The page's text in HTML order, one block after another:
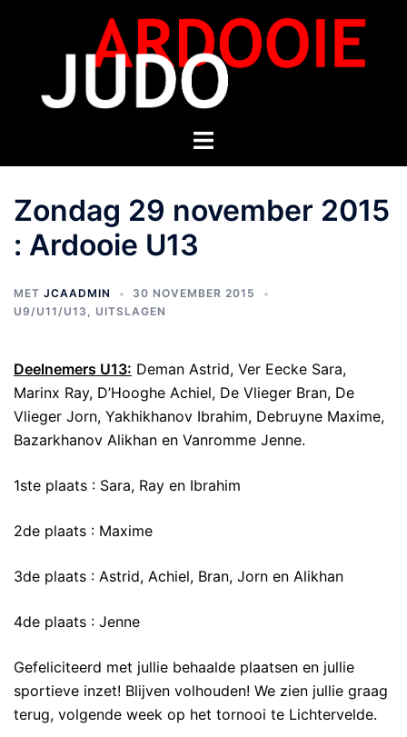
Zondag 29 november 2015
: Ardooie U13
MET JCAADMIN
30 NOVEMBER 2015
U9/U11/U13 , UITSLAGEN
Deelnemers U13: Deman Astrid, Ver Eecke Sara,
Marinx Ray, D’Hooghe Achiel, De Vlieger Bran, De
Vlieger Jorn, Yakhikhanov Ibrahim, Debruyne Maxime,
Bazarkhanov Alikhan en Vanromme Jenne.
1ste plaats : Sara, Ray en Ibrahim
2de plaats : Maxime
3de plaats : Astrid, Achiel, Bran, Jorn en Alikhan
4de plaats : Jenne
Gefeliciteerd met jullie behaalde plaatsen en jullie
sportieve inzet! Blijven volhouden! We zien jullie graag
terug, volgende week op het tornooi te Lichtervelde.